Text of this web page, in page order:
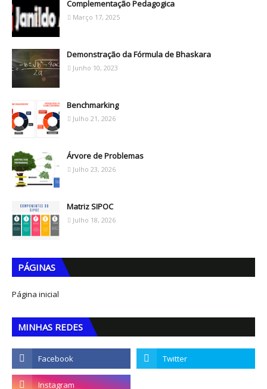
Complementação Pedagogica
Março 17, 2025
Demonstração da Fórmula de Bhaskara
Junho 10, 2023
Benchmarking
Julho 21, 2026
Árvore de Problemas
Julho 23, 2026
Matriz SIPOC
Julho 18, 2026
PÁGINAS
Página inicial
MINHAS REDES